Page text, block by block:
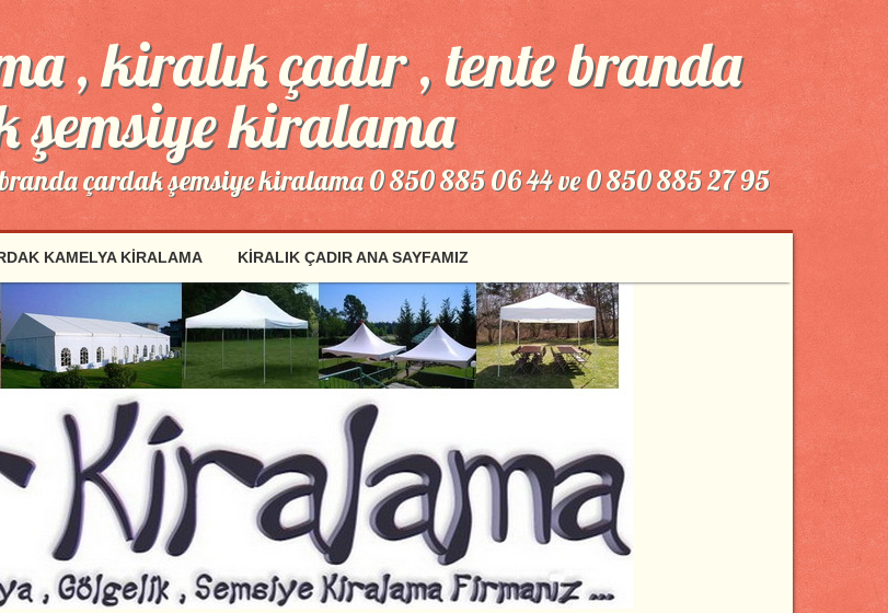
, kiralık çadır , tente branda
şemsiye kiralama
çardak şemsiye kiralama 0 850 885 06 44 ve 0 850 885 27 95
KAMELYA KIRALAMA KIRALIK ÇADIR ANA SAYFAMIZ